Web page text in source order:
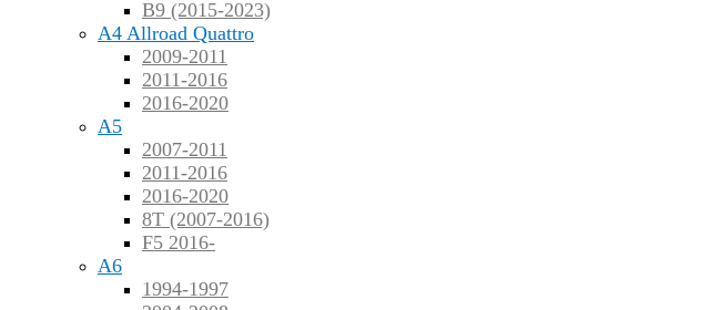
B9 (2015-2023)
A4 Allroad Quattro
2009-2011
2011-2016
2016-2020
A5
2007-2011
2011-2016
2016-2020
8T (2007-2016)
F5 2016-
A6
1994-1997